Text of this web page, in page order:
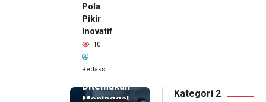
Pola
Pikir
Inovatif
10
Redaksi
2 hari lalu
Pemilik
Royal
Phone
Ditemukan
Meninggal
Kategori 2